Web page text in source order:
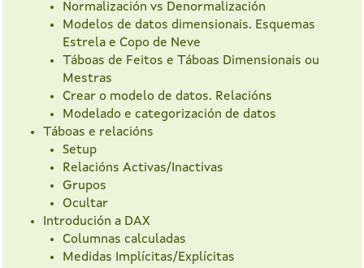
Normalización vs Denormalización
Modelos de datos dimensionais. Esquemas
Estrela e Copo de Neve
Táboas de Feitos e Táboas Dimensionais ou
Mestras
Crear o modelo de datos. Relacións
Modelado e categorización de datos
Táboas e relacións
Setup
Relacións Activas/Inactivas
Grupos
Ocultar
Introdución a DAX
Columnas calculadas
Medidas Implícitas/Explícitas